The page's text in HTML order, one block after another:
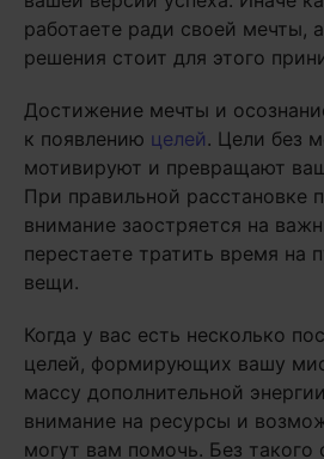
работаете ради своей мечты,
решения стоит для этого
Достижение мечты и
к появлению целей. Цели без
мотивируют и превращают
При правильной расстановке
внимание заостряется на
перестаете тратить время на
вещи.
Когда у вас есть несколько
целей, формирующих вашу
массу дополнительной
внимание на ресурсы и
могут вам помочь. Без такого